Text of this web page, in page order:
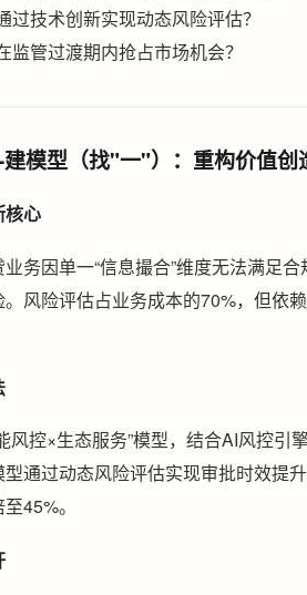
过技术创新实现动态风险评估？
监管过渡期内抢占市场机会？
模型（找"一"）：重构价值创
核心
务因单一“信息撮合”维度无法满足
。风险评估占业务成本的70%，但依
风控×生态服务”模型，结合AI风控引
型通过动态风险评估实现审批时效提
45%。